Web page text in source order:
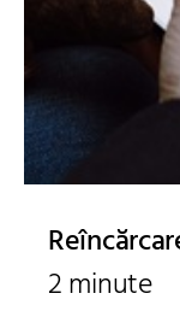
2 minute